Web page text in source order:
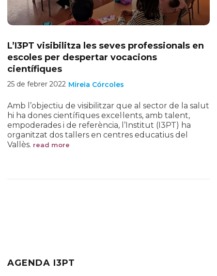
L’I3PT visibilitza les seves professionals en
escoles per despertar vocacions
científiques
Mireia Córcoles
25 de febrer 2022
Amb l’objectiu de visibilitzar que al sector de la salut
hi ha dones científiques excel·lents, amb talent,
empoderades i de referència, l’Institut (I3PT) ha
organitzat dos tallers en centres educatius del
Vallès. read more
AGENDA I3PT